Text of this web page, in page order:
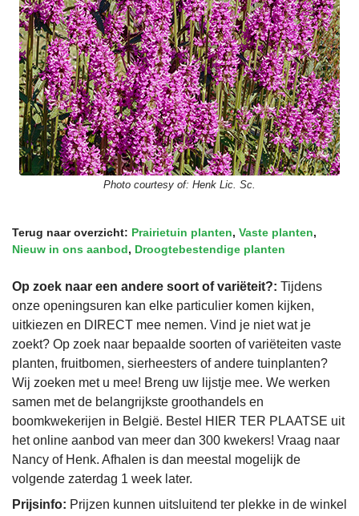
Photo courtesy of: Henk Lic. Sc.
Terug naar overzicht: Prairietuin planten, Vaste planten,
Nieuw in ons aanbod, Droogtebestendige planten
Op zoek naar een andere soort of variëteit?: Tijdens
onze openingsuren kan elke particulier komen kijken,
uitkiezen en DIRECT mee nemen. Vind je niet wat je
zoekt? Op zoek naar bepaalde soorten of variëteiten vaste
planten, fruitbomen, sierheesters of andere tuinplanten?
Wij zoeken met u mee! Breng uw lijstje mee. We werken
samen met de belangrijkste groothandels en
boomkwekerijen in België. Bestel HIER TER PLAATSE uit
het online aanbod van meer dan 300 kwekers! Vraag naar
Nancy of Henk. Afhalen is dan meestal mogelijk de
volgende zaterdag 1 week later.
Prijsinfo: Prijzen kunnen uitsluitend ter plekke in de winkel